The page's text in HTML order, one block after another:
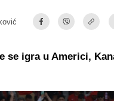
se igra u Americi,